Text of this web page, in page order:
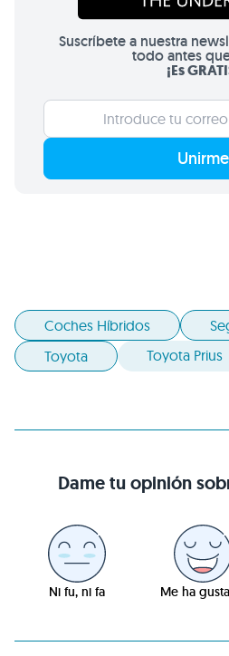
Suscríbete a nuestra
todo antes
¡Es
Unirme
Coches Híbridos
Toyota
Toyota Prius
Dame tu opinión
Ni fu, ni fa Me ha